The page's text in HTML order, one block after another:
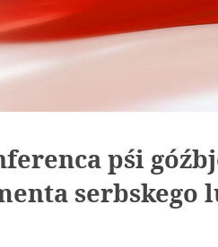
pśi
serbskego